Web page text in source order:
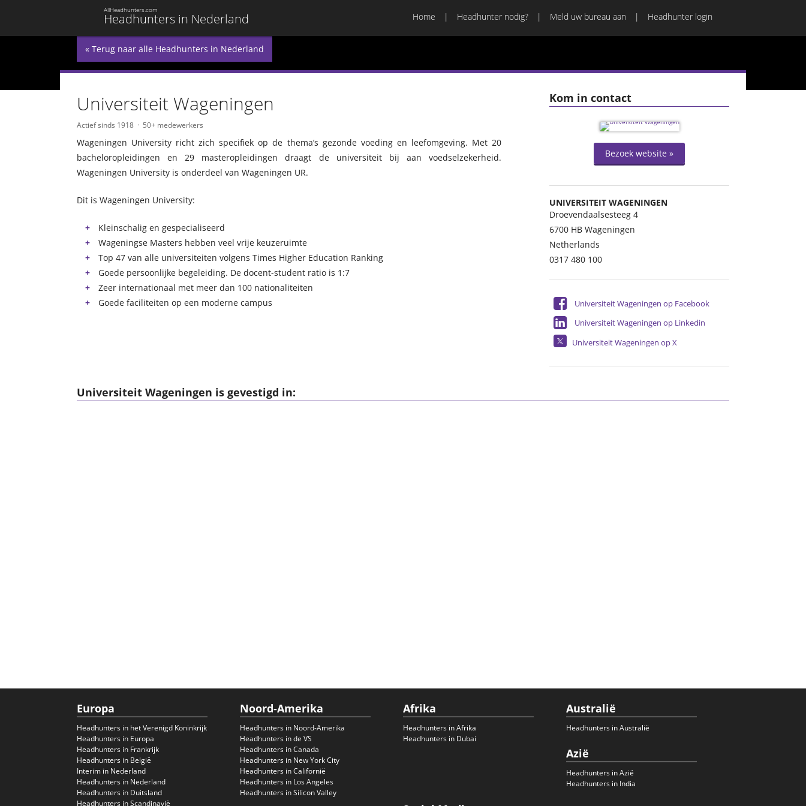
Headhunters in Nederland
AllHeadhunters.com
Home Headhunter nodig? Meld uw bureau aan Headhunter login
« Terug naar alle Headhunters in Nederland
Kom in contact
Bezoek website »
UNIVERSITEIT WAGENINGEN
Droevendaalsesteeg 4
6700 HB Wageningen
Netherlands
0317 480 100
Universiteit Wageningen op Facebook
Universiteit Wageningen op Linkedin
Universiteit Wageningen op X
Universiteit Wageningen
Actief sinds 1918 50+ medewerkers
Wageningen University richt zich specifiek op de thema’s gezonde voeding en leefomgeving. Met 20
bacheloropleidingen en 29 masteropleidingen draagt de universiteit bij aan voedselzekerheid.
Wageningen University is onderdeel van Wageningen UR.
Dit is Wageningen University:
Kleinschalig en gespecialiseerd
Wageningse Masters hebben veel vrije keuzeruimte
Top 47 van alle universiteiten volgens Times Higher Education Ranking
Goede persoonlijke begeleiding. De docent-student ratio is 1:7
Zeer internationaal met meer dan 100 nationaliteiten
Goede faciliteiten op een moderne campus
Universiteit Wageningen is gevestigd in:
Europa
Headhunters in het Verenigd Koninkrijk
Headhunters in Europa
Headhunters in Frankrijk
Headhunters in België
Interim in Nederland
Headhunters in Nederland
Headhunters in Duitsland
Headhunters in Scandinavië
Noord-Amerika
Headhunters in Noord-Amerika
Headhunters in de VS
Headhunters in Canada
Headhunters in New York City
Headhunters in Californië
Headhunters in Los Angeles
Headhunters in Silicon Valley
Afrika
Headhunters in Afrika
Headhunters in Dubai
Australië
Headhunters in Australië
Azië
Headhunters in Azië
Headhunters in India